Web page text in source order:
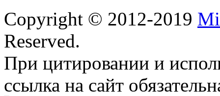
Copyright © 2012-2019
Reserved.
При цитировании и
ссылка на сайт